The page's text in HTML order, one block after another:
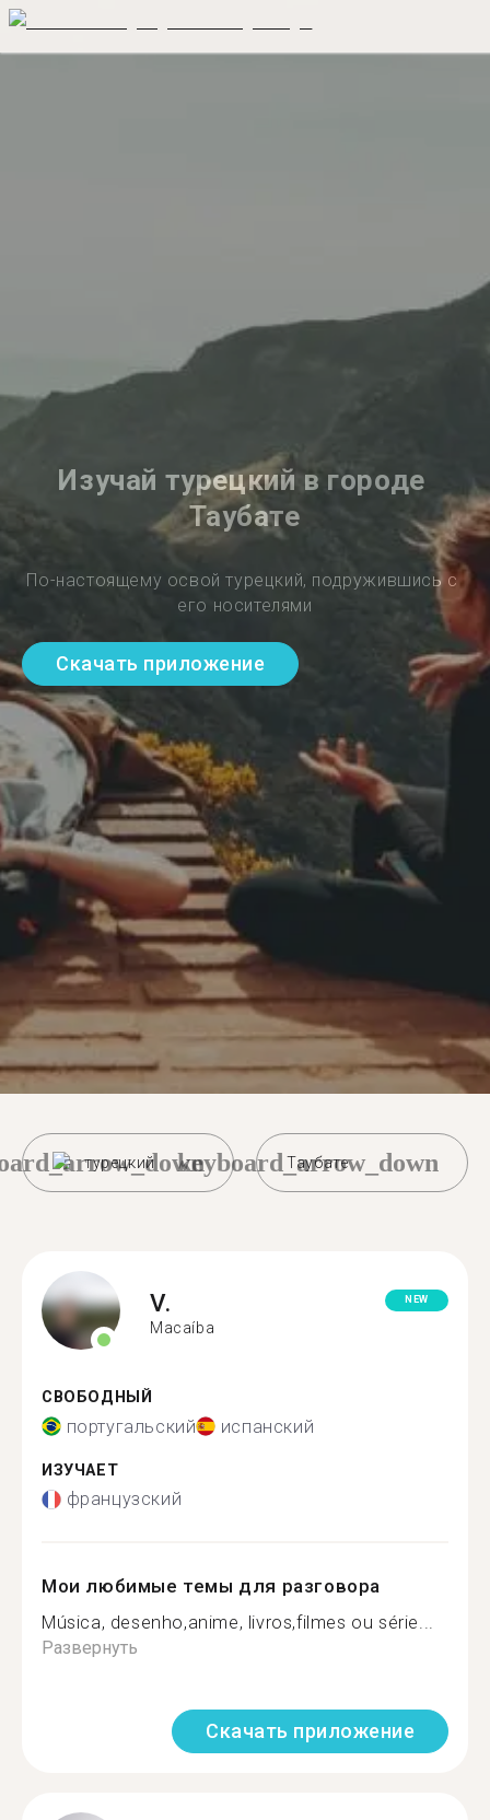
Изучай турецкий в городе
Таубате
По-настоящему освой турецкий, подружившись с
его носителями
Скачать приложение
турецкий Таубате
keyboard_arrow_down
V.
Macaíba
NEW
СВОБОДНЫЙ
португальский испанский
ИЗУЧАЕТ
французский
Мои любимые темы для разговора
Música, desenho,anime, livros,filmes ou série...
Развернуть
Скачать приложение